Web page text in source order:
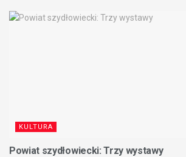
KULTURA
Powiat szydłowiecki: Trzy wystawy